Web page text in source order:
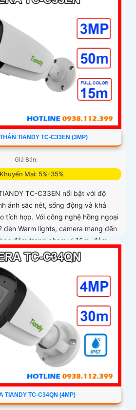
TIANDY TC-C33EN (3MP)
Giá Bán:
Mại: 5%-35%
TC-C33EN nổi bật với độ
ảnh sắc nét, sống động và khả
tích hợp. Với công nghệ hồng ngoại
Warm lights, camera mang đến
đêm trong phạm vi 15m, đảm
24/7
TIANDY TC-C34QN (4MP)